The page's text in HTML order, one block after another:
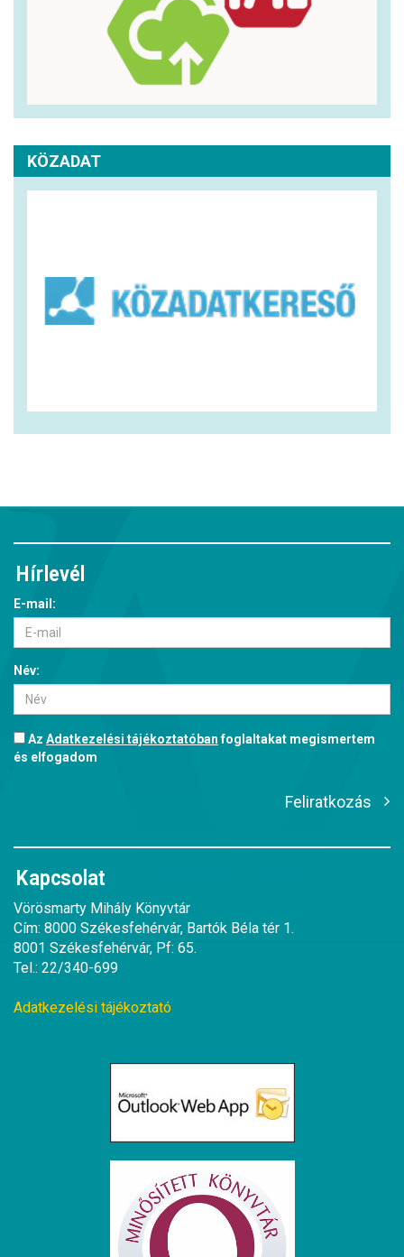
KÖZADAT
Hírlevél
E-mail:
Név:
Az Adatkezelési tájékoztatóbanfoglaltakat megismertem
és elfogadom
Feliratkozás
Kapcsolat
Vörösmarty Mihály Könyvtár
Cím: 8000 Székesfehérvár, Bartók Béla tér 1.
8001 Székesfehérvár, Pf: 65.
Tel.: 22/340-699
Adatkezelési tájékoztató